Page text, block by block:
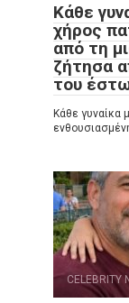
Κάθε
χήρος
από τη
ζήτησα
του
Κάθε γυναίκα
CELEBRITY